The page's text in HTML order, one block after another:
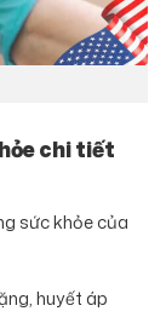
chi tiết
sức khỏe của
huyết áp